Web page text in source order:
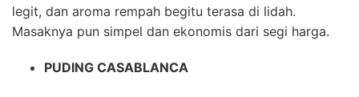
legit, dan aroma rempah begitu terasa di lidah.
Masaknya pun simpel dan ekonomis dari segi harga.
PUDING CASABLANCA